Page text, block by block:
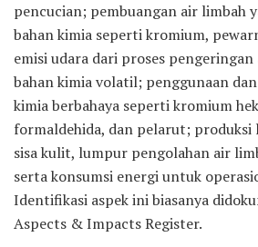
pencucian; pembuangan air limbah
bahan kimia seperti kromium,
emisi udara dari proses
bahan kimia volatil; penggunaan
kimia berbahaya seperti kromium
formaldehida, dan pelarut;
sisa kulit, lumpur pengolahan air
serta konsumsi energi untuk
Identifikasi aspek ini biasanya
Aspects & Impacts Register.